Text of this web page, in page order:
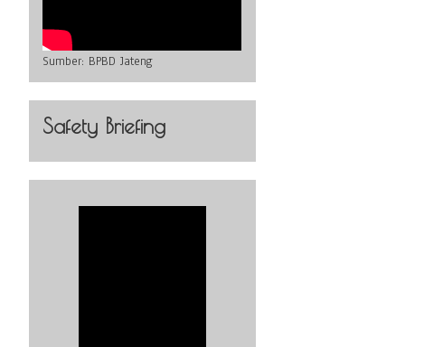
Sumber: BPBD Jateng
Safety Briefing